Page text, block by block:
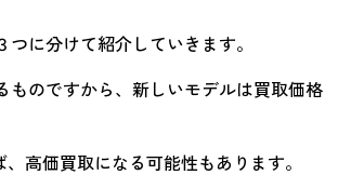
に分けて紹介していきます。
ものですから、新しいモデルは買取価格
高価買取になる可能性もあります。